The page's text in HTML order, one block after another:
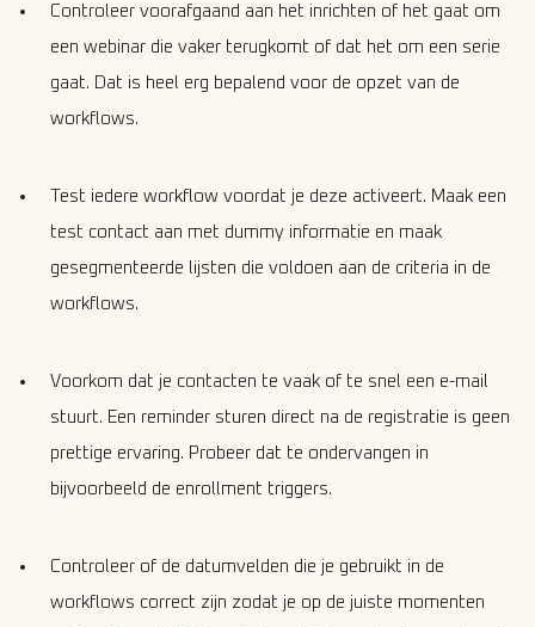
Controleer voorafgaand aan het inrichten of het gaat om
een webinar die vaker terugkomt of dat het om een serie
gaat. Dat is heel erg bepalend voor de opzet van de
workflows.
Test iedere workflow voordat je deze activeert. Maak een
test contact aan met dummy informatie en maak
gesegmenteerde lijsten die voldoen aan de criteria in de
workflows.
Voorkom dat je contacten te vaak of te snel een e-mail
stuurt. Een reminder sturen direct na de registratie is geen
prettige ervaring. Probeer dat te ondervangen in
bijvoorbeeld de enrollment triggers.
Controleer of de datumvelden die je gebruikt in de
workflows correct zijn zodat je op de juiste momenten